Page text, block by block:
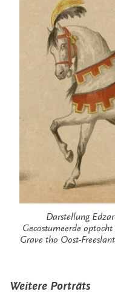
Darstellung
Gecostumeerde
Grave tho Oost-
Weitere Porträts